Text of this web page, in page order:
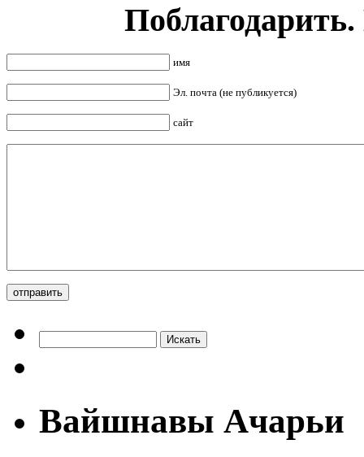
имя
Эл. почта (не публикуется)
сайт
Вайшнавы Ачарьи